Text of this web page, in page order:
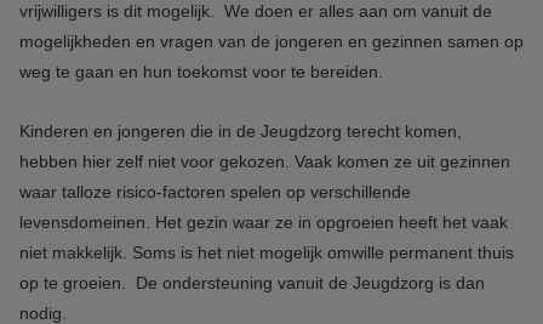
vrijwilligers is dit mogelijk. We doen er alles aan om vanuit de
mogelijkheden en vragen van de jongeren en gezinnen samen op
weg te gaan en hun toekomst voor te bereiden.
Kinderen en jongeren die in de Jeugdzorg terecht komen,
hebben hier zelf niet voor gekozen. Vaak komen ze uit gezinnen
waar talloze risico-factoren spelen op verschillende
levensdomeinen. Het gezin waar ze in opgroeien heeft het vaak
niet makkelijk. Soms is het niet mogelijk omwille permanent thuis
op te groeien. De ondersteuning vanuit de Jeugdzorg is dan
nodig.